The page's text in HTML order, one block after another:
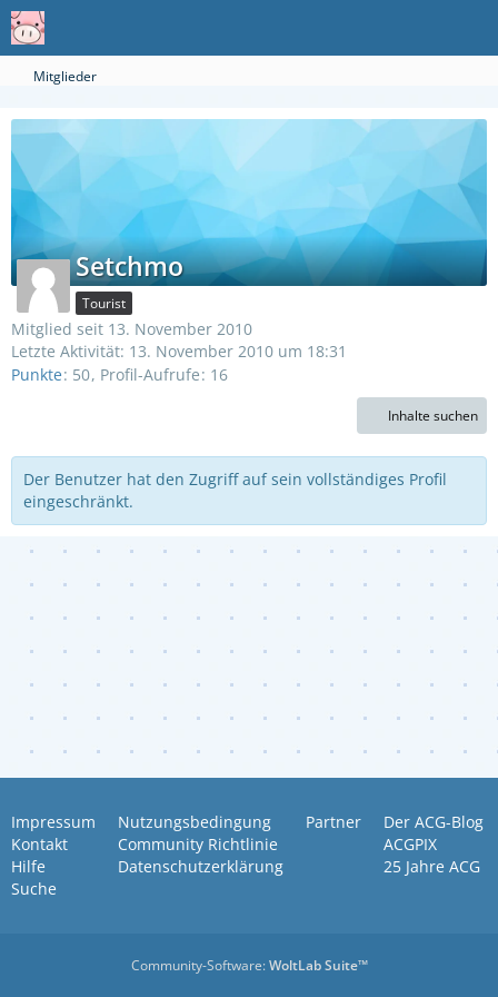
Mitglieder
Setchmo
Tourist
Mitglied seit 13. November 2010
Letzte Aktivität: 13. November 2010 um 18:31
Punkte 50 Profil-Aufrufe 16
Inhalte suchen
Der Benutzer hat den Zugriff auf sein vollständiges Profil
eingeschränkt.
Impressum
Kontakt
Hilfe
Suche
Nutzungsbedingung
Community Richtlinie
Datenschutzerklärung
Partner
Der ACG-Blog
ACGPIX
25 Jahre ACG
Community-Software:WoltLab Suite™